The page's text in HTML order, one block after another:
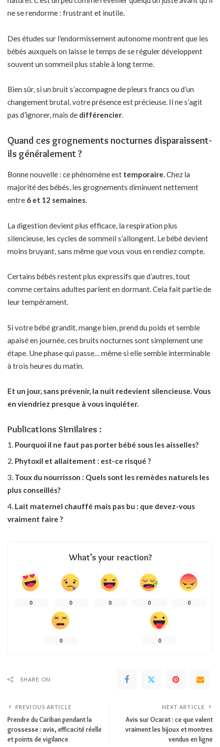
ne se rendorme : frustrant et inutile.
Des études sur l’endormissement autonome montrent que les
bébés auxquels on laisse le temps de se réguler développent
souvent un sommeil plus stable à long terme.
Bien sûr, si un bruit s’accompagne de pleurs francs ou d’un
changement brutal, votre présence est précieuse. Il ne s’agit
pas d’ignorer, mais de différencier.
Quand ces grognements nocturnes disparaissent-
ils généralement ?
Bonne nouvelle : ce phénomène est temporaire. Chez la
majorité des bébés, les grognements diminuent nettement
entre 6 et 12 semaines.
La digestion devient plus efficace, la respiration plus
silencieuse, les cycles de sommeil s’allongent. Le bébé devient
moins bruyant, sans même que vous vous en rendiez compte.
Certains bébés restent plus expressifs que d’autres, tout
comme certains adultes parlent en dormant. Cela fait partie de
leur tempérament.
Si votre bébé grandit, mange bien, prend du poids et semble
apaisé en journée, ces bruits nocturnes sont simplement une
étape. Une phase qui passe… même si elle semble interminable
à trois heures du matin.
Et un jour, sans prévenir, la nuit redevient silencieuse. Vous
en viendriez presque à vous inquiéter.
Publications Similaires :
Pourquoi il ne faut pas porter bébé sous les aisselles?
Phytoxil et allaitement : est-ce risqué ?
Toux du nourrisson : Quels sont les remèdes naturels les
plus conseillés?
Lait maternel chauffé mais pas bu : que devez-vous
vraiment faire ?
What’s your reaction?
0 0 0 0 0
0 0
SHARE ON
PREVIOUS ARTICLE
Prendre du Cariban pendant la
grossesse : avis, efficacité réelle
et points de vigilance
NEXT ARTICLE
Avis sur Ocarat : ce que valent
vraiment les bijoux et montres
vendus en ligne